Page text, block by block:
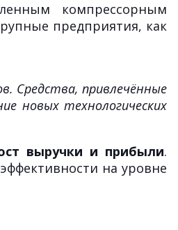
компрессорным
предприятия, как
Средства, привлечённые
новых технологических
выручки и прибыли.
на уровне